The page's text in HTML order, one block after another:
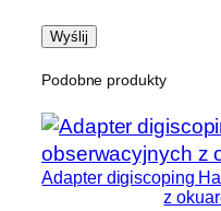
Podobne produkty
Adapter digiscoping
z